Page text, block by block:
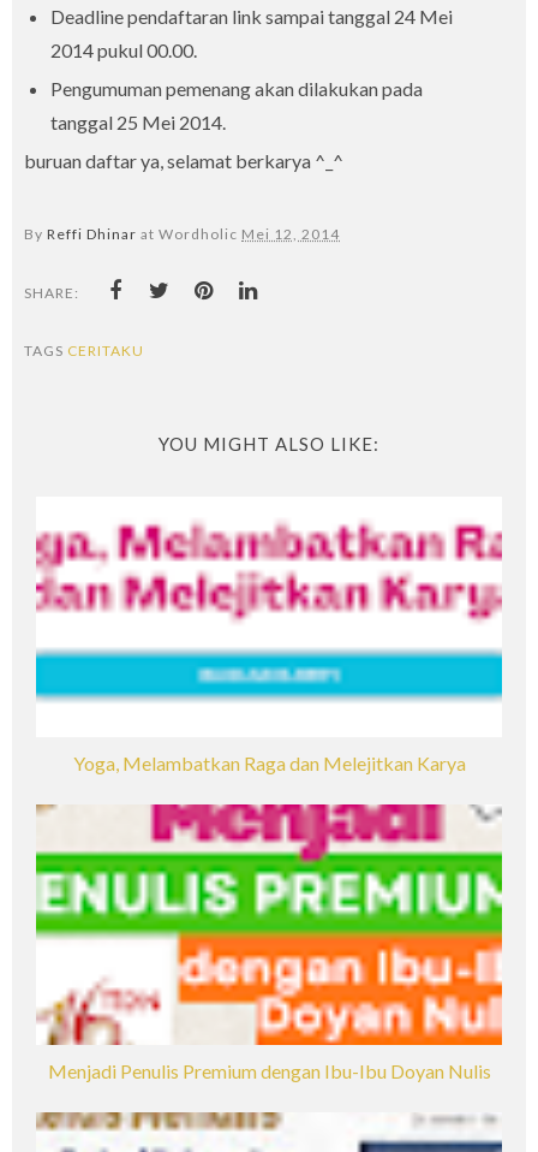
Deadline pendaftaran link sampai tanggal 24 Mei
2014 pukul 00.00.
Pengumuman pemenang akan dilakukan pada
tanggal 25 Mei 2014.
buruan daftar ya, selamat berkarya ^_^
By Reffi Dhinar at Wordholic Mei 12, 2014
SHARE:
TAGS CERITAKU
YOU MIGHT ALSO LIKE:
Yoga, Melambatkan Raga dan Melejitkan Karya
Menjadi Penulis Premium dengan Ibu-Ibu Doyan Nulis